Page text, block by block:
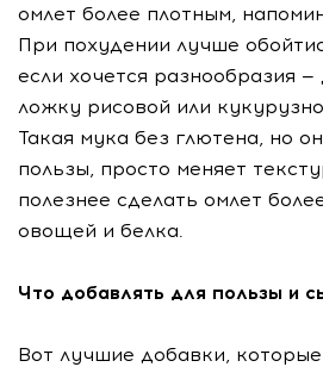
омлет более плотным,
При похудении лучше
если хочется разнообразия
ложку рисовой или
Такая мука без глютена, но
пользы, просто меняет
полезнее сделать омлет
овощей и белка.
Что добавлять для пользы и
Вот лучшие добавки,